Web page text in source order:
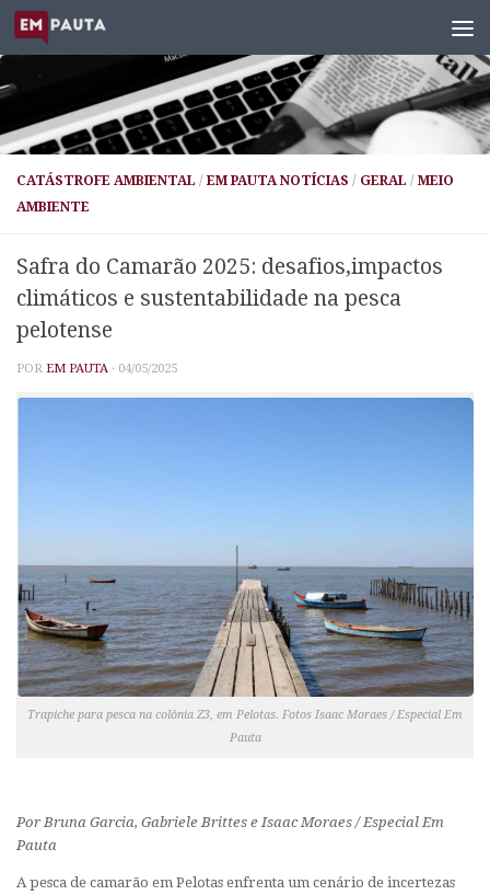
Skip to content
CATÁSTROFE AMBIENTAL / EM PAUTA NOTÍCIAS / GERAL / MEIO
AMBIENTE
Safra do Camarão 2025: desafios,impactos
climáticos e sustentabilidade na pesca
pelotense
POR EM PAUTA · 04/05/2025
Trapiche para pesca na colônia Z3, em Pelotas. Fotos Isaac Moraes / Especial Em
Pauta
Por Bruna Garcia, Gabriele Brittes e Isaac Moraes / Especial Em
Pauta
A pesca de camarão em Pelotas enfrenta um cenário de incertezas